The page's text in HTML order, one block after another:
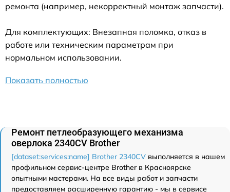
ремонта (например, некорректный монтаж запчасти).
Для комплектующих: Внезапная поломка, отказ в
работе или техническим параметрам при
нормальном использовании.
Показать полностью
Ремонт петлеобразующего механизма
оверлока 2340CV Brother
[dataset:services:name] Brother 2340CV выполняется в нашем
профильном сервис-центре Brother в Красноярске
опытными мастерами. На все виды работ и запчасти
предоставляем расширенную гарантию - мы в сервисе